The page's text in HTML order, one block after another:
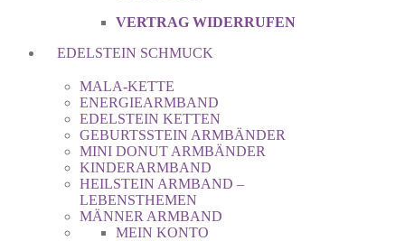
VERTRAG WIDERRUFEN
EDELSTEIN SCHMUCK
MALA-KETTE
ENERGIEARMBAND
EDELSTEIN KETTEN
GEBURTSSTEIN ARMBÄNDER
MINI DONUT ARMBÄNDER
KINDERARMBAND
HEILSTEIN ARMBAND –
LEBENSTHEMEN
MÄNNER ARMBAND
MEIN KONTO